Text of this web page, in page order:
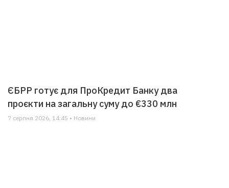
ЄБРР готує для ПроКредит Банку два
проєкти на загальну суму до €330 млн
7 серпня 2026, 14:45 • Новини